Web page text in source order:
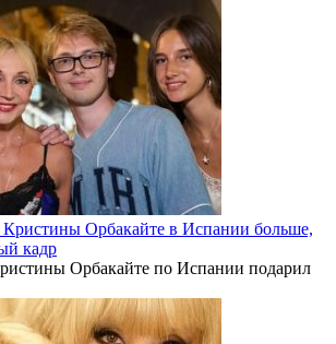
Кристины Орбакайте в Испании больше,
кадр
Орбакайте по Испании подарил